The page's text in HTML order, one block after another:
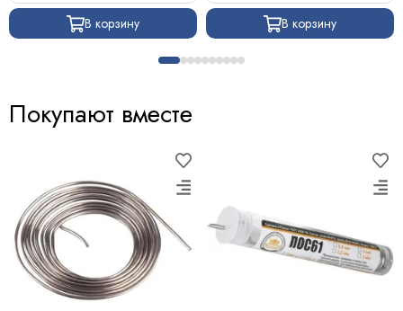
В корзину В корзину
Покупают вместе